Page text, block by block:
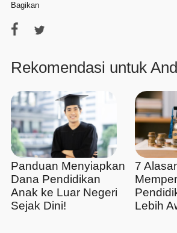
Bagikan
Rekomendasi untuk
Panduan Menyiapkan
Dana Pendidikan
Anak ke Luar Negeri
Sejak Dini!
7
Lebih